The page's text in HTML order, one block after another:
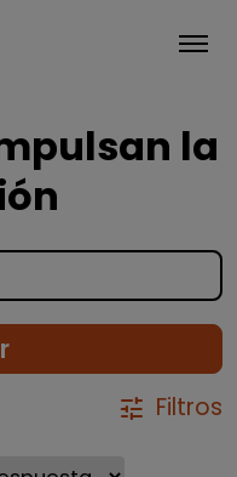
la
tune Filtros